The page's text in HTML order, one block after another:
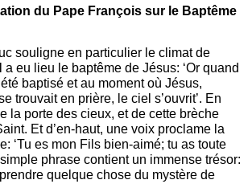
du Pape François sur le Baptême
souligne en particulier le climat de
eu lieu le baptême de Jésus: ‘Or quand
baptisé et au moment où Jésus,
trouvait en prière, le ciel s’ouvrit’. En
la porte des cieux, et de cette brèche
Et d’en-haut, une voix proclame la
‘Tu es mon Fils bien-aimé; tu as toute
phrase contient un immense trésor:
quelque chose du mystère de